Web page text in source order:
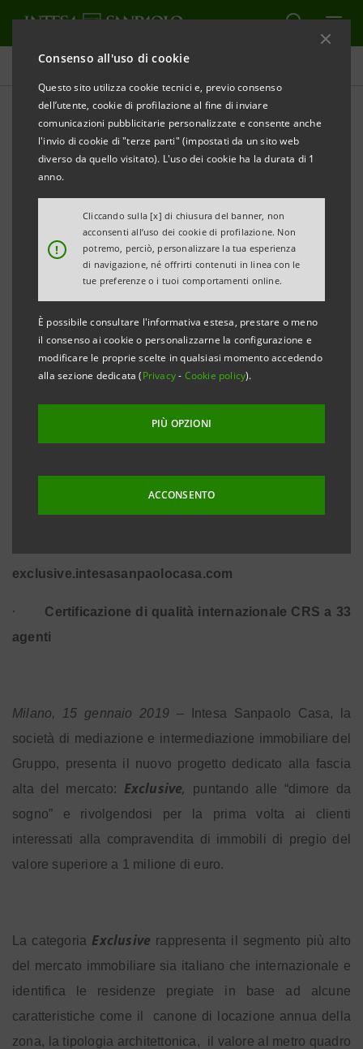
Consenso all'uso di cookie
Questo sito utilizza cookie tecnici e, previo consenso
dell’utente, cookie di profilazione al fine di inviare
comunicazioni pubblicitarie personalizzate e consente anche
l'invio di cookie di "terze parti" (impostati da un sito web
diverso da quello visitato). L'uso dei cookie ha la durata di 1
anno.
!
Cliccando sulla [x] di chiusura del banner, non
acconsenti all’uso dei cookie di profilazione. Non
potremo, perciò, personalizzare la tua esperienza
di navigazione, né offrirti contenuti in linea con le
tue preferenze o i tuoi comportamenti online.
È possibile consultare l'informativa estesa, prestare o meno
il consenso ai cookie o personalizzarne la configurazione e
modificare le proprie scelte in qualsiasi momento accedendo
alla sezione dedicata (Privacy- Cookie policy).
PIÙ OPZIONI
ACCONSENTO
Comunicati stampa
STAMPA AGGIORNA
COMUNICATO STAMPA
INTESA SANPAOLO CASA ENTRA NEL SETTORE
DELLE CASE ESCLUSIVE
Quattro sedi in Italia: Milano, Padova, Roma, e
Torino
Il mercato immobiliare risulta sempre più
segmentato; le valutazioni
exclusive.intesasanpaolocasa.com
·
Certificazione di qualità internazionale CRS a 33
agenti
Milano, 15 gennaio 2019 – Intesa Sanpaolo Casa, la
società di mediazione e intermediazione immobiliare del
Gruppo, presenta il nuovo progetto dedicato alla fascia
alta del mercato: Exclusive,
puntando alle “dimore da
sogno” e rivolgendosi per la prima volta ai clienti
interessati alla compravendita di immobili di pregio del
valore superiore a 1 milione di euro.
La categoria Exclusive rappresenta il segmento più alto
del mercato immobiliare sia italiano che internazionale e
identifica le residenze pregiate in base ad alcune
caratteristiche come il
canone di locazione annua della
zona, la tipologia architettonica,
il valore al metro quadro